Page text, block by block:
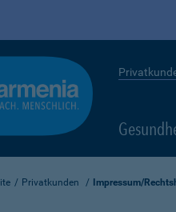
Privatkunden Impressum/